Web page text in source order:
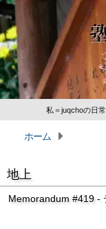
私＝juqchoの日
ホーム
地上
Memorandum #419 -